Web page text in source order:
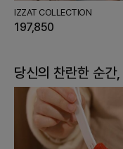
IZZAT COLLECTION
197,850
당신의 찬란한 순간,